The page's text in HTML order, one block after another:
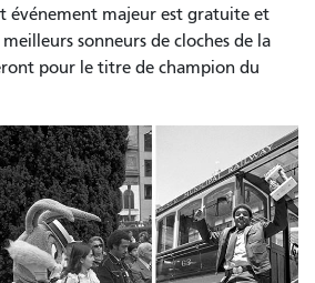
événement majeur est gratuite et
sonneurs de cloches de la
pour le titre de champion du